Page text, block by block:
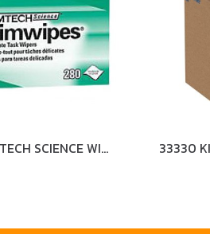
34120A KIMTECH SCIENCE WIPERS 280SX30